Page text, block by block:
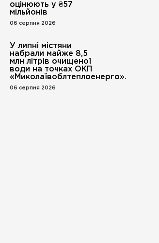
оцінюють у ₴57
мільйонів
06 серпня 2026
У липні містяни
набрали майже 8,5
млн літрів очищеної
води на точках ОКП
«Миколаївоблтеплоенерго».
06 серпня 2026